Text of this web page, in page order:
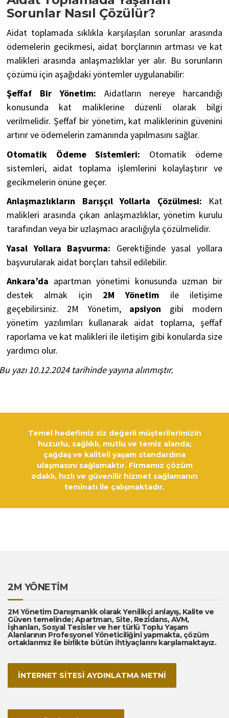
Sorunlar Nasıl Çözülür?
Aidat toplamada sıklıkla karşılaşılan sorunlar arasında
ödemelerin gecikmesi, aidat borçlarının artması ve kat
malikleri arasında anlaşmazlıklar yer alır. Bu sorunların
çözümü için aşağıdaki yöntemler uygulanabilir:
Şeffaf Bir Yönetim: Aidatların nereye harcandığı
konusunda kat maliklerine düzenli olarak bilgi
verilmelidir. Şeffaf bir yönetim, kat maliklerinin güvenini
artırır ve ödemelerin zamanında yapılmasını sağlar.
Otomatik Ödeme Sistemleri: Otomatik ödeme
sistemleri, aidat toplama işlemlerini kolaylaştırır ve
gecikmelerin önüne geçer.
Anlaşmazlıkların Barışçıl Yollarla Çözülmesi: Kat
malikleri arasında çıkan anlaşmazlıklar, yönetim kurulu
tarafından veya bir uzlaşmacı aracılığıyla çözülmelidir.
Yasal Yollara Başvurma: Gerektiğinde yasal yollara
başvurularak aidat borçları tahsil edilebilir.
Ankara’da apartman yönetimi konusunda uzman bir
destek almak için 2M Yönetim ile iletişime
geçebilirsiniz. 2M Yönetim, apsiyon gibi modern
yönetim yazılımları kullanarak aidat toplama, şeffaf
raporlama ve kat malikleri ile iletişim gibi konularda size
yardımcı olur.
yazı 10.12.2024 tarihinde yayına alınmıştır.
Temel hedefimiz siz değerli müşterilerimizin
huzurlu, sağlıklı, mutlu ve temiz alanda;
çağdaş ve kaliteli yaşam standardına
ulaşmasını sağlamaktır. Firmamız çözüm
odaklı, hızlı ve güvenilir hizmet sağlamanın
teminatı ile çalışmaktadır.
2M YÖNETİM
2M Yönetim Danışmanlık olarak Yenilikçi anlayış, Kalite ve
Güven temelinde; Apartman, Site, Rezidans, AVM,
İşhanları, Sosyal Tesisler ve her türlü Toplu Yaşam
Alanlarının Profesyonel Yöneticiliğini yapmakta, çözüm
ortaklarımız ile birlikte bütün ihtiyaçlarını karşılamaktayız.
İNTERNET SİTESİ AYDINLATMA METNİ